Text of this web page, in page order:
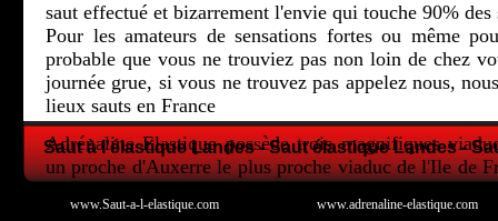
Saut à l'élastique Landes - Saut élastique Landes -
saut effectué et bizarrement l'envie qui touche 90% des
Pour les amateurs de sensations fortes ou même
probable que vous ne trouviez pas non loin de chez
journée grue, si vous ne trouvez pas appelez nous,
lieux sauts en France
Adrénaline Elastique possède trois magnifiques
un proche d'Auxerre le plus proche viaduc de l'Ile de
la Lorraine et le petit dernier en Champagne Ardenne.
www.Saut-a-l-elastique.com www.adrenaline-elastique.com